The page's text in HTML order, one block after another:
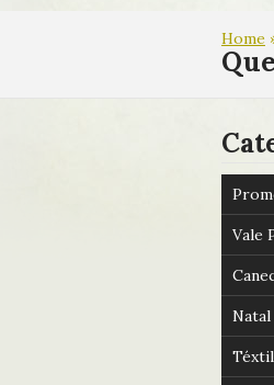
Home
Vale
Natal
Téxtil